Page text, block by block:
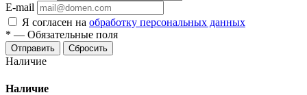
E-mail
Я согласен на обработку персональных данных
* — Обязательные поля
Сбросить
Наличие
Наличие